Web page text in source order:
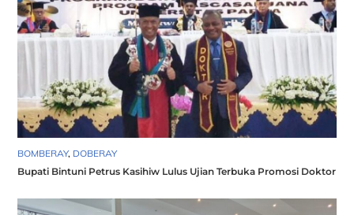
BOMBERAY, DOBERAY
Bupati Bintuni Petrus Kasihiw Lulus Ujian Terbuka Promosi Doktor